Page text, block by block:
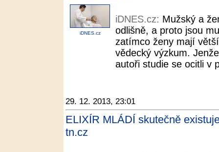
iDNES.cz
iDNES.cz: Mužský a
odlišně, a proto jsou
zatímco ženy mají
vědecký výzkum.
autoři studie se ocitli v
29. 12. 2013, 23:01
ELIXÍR MLÁDÍ skutečně
tn.cz